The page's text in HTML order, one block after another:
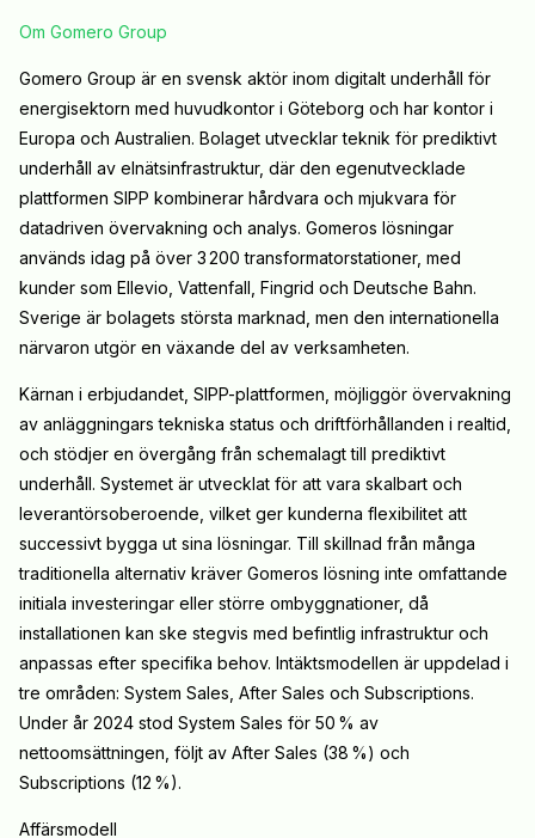
Om Gomero Group
Gomero Group är en svensk aktör inom digitalt underhåll för
energisektorn med huvudkontor i Göteborg och har kontor i
Europa och Australien. Bolaget utvecklar teknik för prediktivt
underhåll av elnätsinfrastruktur, där den egenutvecklade
plattformen SIPP kombinerar hårdvara och mjukvara för
datadriven övervakning och analys. Gomeros lösningar
används idag på över 3 200 transformatorstationer, med
kunder som Ellevio, Vattenfall, Fingrid och Deutsche Bahn.
Sverige är bolagets största marknad, men den internationella
närvaron utgör en växande del av verksamheten.
Kärnan i erbjudandet, SIPP-plattformen, möjliggör övervakning
av anläggningars tekniska status och driftförhållanden i realtid,
och stödjer en övergång från schemalagt till prediktivt
underhåll. Systemet är utvecklat för att vara skalbart och
leverantörsoberoende, vilket ger kunderna flexibilitet att
successivt bygga ut sina lösningar. Till skillnad från många
traditionella alternativ kräver Gomeros lösning inte omfattande
initiala investeringar eller större ombyggnationer, då
installationen kan ske stegvis med befintlig infrastruktur och
anpassas efter specifika behov. Intäktsmodellen är uppdelad i
tre områden: System Sales After Sales och Subscriptions.
Under år 2024 stod System Sales för 50 % av
nettoomsättningen, följt av After Sales (38 %) och
Subscriptions (12 %).
Affärsmodell